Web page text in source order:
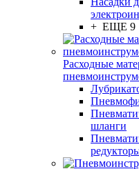
+ ЕЩЕ 9
Расходные
шланги